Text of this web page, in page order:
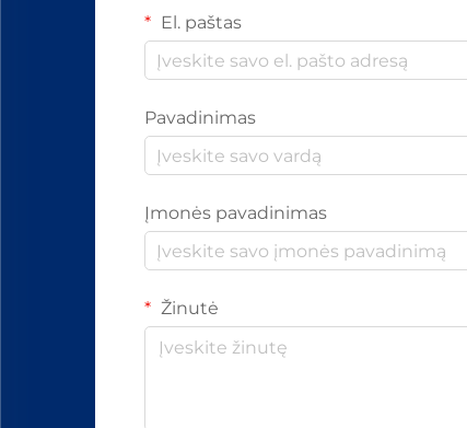
El. paštas
Pavadinimas
Įmonės pavadinimas
Žinutė